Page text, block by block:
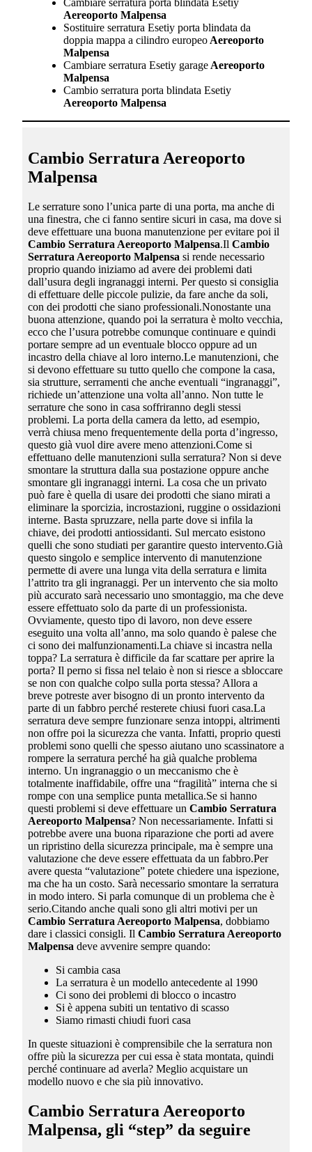
Aereoporto Malpensa
Sostituire serratura Esetiy porta blindata da
doppia mappa a cilindro europeo Aereoporto
Malpensa
Cambiare serratura Esetiy garage Aereoporto
Malpensa
Cambio serratura porta blindata Esetiy
Aereoporto Malpensa
Cambio Serratura Aereoporto
Malpensa
Le serrature sono l’unica parte di una porta, ma anche di
una finestra, che ci fanno sentire sicuri in casa, ma dove si
deve effettuare una buona manutenzione per evitare poi il
Cambio Serratura Aereoporto Malpensa.Il Cambio
Serratura Aereoporto Malpensa si rende necessario
proprio quando iniziamo ad avere dei problemi dati
dall’usura degli ingranaggi interni. Per questo si consiglia
di effettuare delle piccole pulizie, da fare anche da soli,
con dei prodotti che siano professionali.Nonostante una
buona attenzione, quando poi la serratura è molto vecchia,
ecco che l’usura potrebbe comunque continuare e quindi
portare sempre ad un eventuale blocco oppure ad un
incastro della chiave al loro interno.Le manutenzioni, che
si devono effettuare su tutto quello che compone la casa,
sia strutture, serramenti che anche eventuali “ingranaggi”,
richiede un’attenzione una volta all’anno. Non tutte le
serrature che sono in casa soffriranno degli stessi
problemi. La porta della camera da letto, ad esempio,
verrà chiusa meno frequentemente della porta d’ingresso,
questo già vuol dire avere meno attenzioni.Come si
effettuano delle manutenzioni sulla serratura? Non si deve
smontare la struttura dalla sua postazione oppure anche
smontare gli ingranaggi interni. La cosa che un privato
può fare è quella di usare dei prodotti che siano mirati a
eliminare la sporcizia, incrostazioni, ruggine o ossidazioni
interne. Basta spruzzare, nella parte dove si infila la
chiave, dei prodotti antiossidanti. Sul mercato esistono
quelli che sono studiati per garantire questo intervento.Già
questo singolo e semplice intervento di manutenzione
permette di avere una lunga vita della serratura e limita
l’attrito tra gli ingranaggi. Per un intervento che sia molto
più accurato sarà necessario uno smontaggio, ma che deve
essere effettuato solo da parte di un professionista.
Ovviamente, questo tipo di lavoro, non deve essere
eseguito una volta all’anno, ma solo quando è palese che
ci sono dei malfunzionamenti.La chiave si incastra nella
toppa? La serratura è difficile da far scattare per aprire la
porta? Il perno si fissa nel telaio è non si riesce a sbloccare
se non con qualche colpo sulla porta stessa? Allora a
breve potreste aver bisogno di un pronto intervento da
parte di un fabbro perché resterete chiusi fuori casa.La
serratura deve sempre funzionare senza intoppi, altrimenti
non offre poi la sicurezza che vanta. Infatti, proprio questi
problemi sono quelli che spesso aiutano uno scassinatore a
rompere la serratura perché ha già qualche problema
interno. Un ingranaggio o un meccanismo che è
totalmente inaffidabile, offre una “fragilità” interna che si
rompe con una semplice punta metallica.Se si hanno
questi problemi si deve effettuare un Cambio Serratura
Aereoporto Malpensa? Non necessariamente. Infatti si
potrebbe avere una buona riparazione che porti ad avere
un ripristino della sicurezza principale, ma è sempre una
valutazione che deve essere effettuata da un fabbro.Per
avere questa “valutazione” potete chiedere una ispezione,
ma che ha un costo. Sarà necessario smontare la serratura
in modo intero. Si parla comunque di un problema che è
serio.Citando anche quali sono gli altri motivi per un
Cambio Serratura Aereoporto Malpensa, dobbiamo
dare i classici consigli. Il Cambio Serratura Aereoporto
Malpensa deve avvenire sempre quando:
Si cambia casa
La serratura è un modello antecedente al 1990
Ci sono dei problemi di blocco o incastro
Si è appena subiti un tentativo di scasso
Siamo rimasti chiudi fuori casa
In queste situazioni è comprensibile che la serratura non
offre più la sicurezza per cui essa è stata montata, quindi
perché continuare ad averla? Meglio acquistare un
modello nuovo e che sia più innovativo.
Cambio Serratura Aereoporto
Malpensa, gli “step” da seguire